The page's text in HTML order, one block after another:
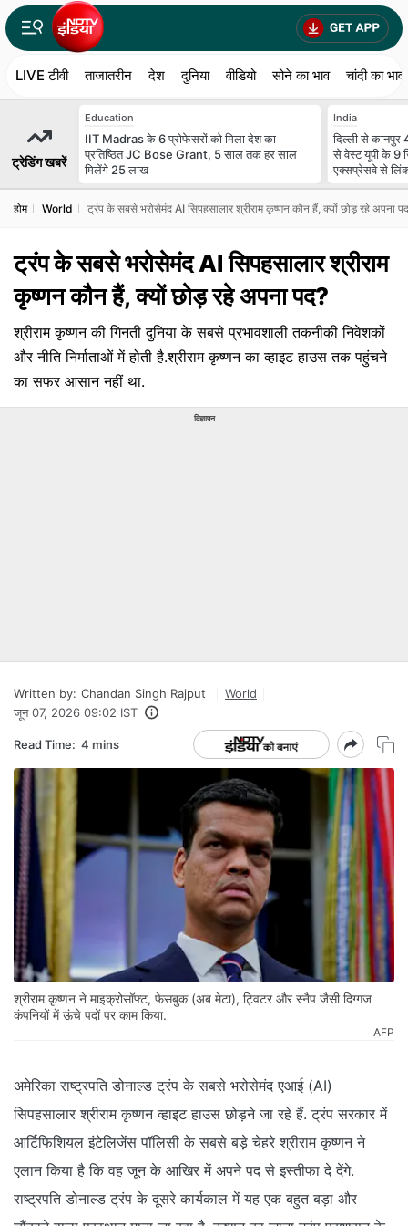
LIVE टीवी ताजातरीन देश दुनिया वीडियो सोने का भाव चांदी का भाव
ट्रेडिंग खबरें
Education
IIT Madras के 6 प्रोफेसरों को मिला देश का
प्रतिष्ठित JC Bose Grant, 5 साल तक हर साल
मिलेंगे 25 लाख
India
दिल्ली से
से वेस्ट यूपी के 9
एक्सप्रेसवे से
होम World ट्रंप के सबसे भरोसेमंद AI सिपहसालार श्रीराम कृष्णन कौन हैं, क्यों छोड़ रहे अपना
ट्रंप के सबसे भरोसेमंद AI सिपहसालार श्रीराम
कृष्णन कौन हैं, क्यों छोड़ रहे अपना पद?
श्रीराम कृष्णन की गिनती दुनिया के सबसे प्रभावशाली तकनीकी निवेशकों
और नीति निर्माताओं में होती है.श्रीराम कृष्णन का व्हाइट हाउस तक पहुंचने
का सफर आसान नहीं था.
विज्ञापन
Written by: Chandan Singh Rajput
World
जून 07, 2026 09:02 IST
Read Time: 4 mins
श्रीराम कृष्णन ने माइक्रोसॉफ्ट, फेसबुक (अब मेटा), ट्विटर और स्नैप जैसी दिग्गज
कंपनियों में ऊंचे पदों पर काम किया.
AFP
अमेरिका राष्ट्रपति डोनाल्ड ट्रंप के सबसे भरोसेमंद एआई (AI)
सिपहसालार श्रीराम कृष्णन व्हाइट हाउस छोड़ने जा रहे हैं. ट्रंप सरकार में
आर्टिफिशियल इंटेलिजेंस पॉलिसी के सबसे बड़े चेहरे श्रीराम कृष्णन ने
एलान किया है कि वह जून के आखिर में अपने पद से इस्तीफा दे देंगे.
राष्ट्रपति डोनाल्ड ट्रंप के दूसरे कार्यकाल में यह एक बहुत बड़ा और